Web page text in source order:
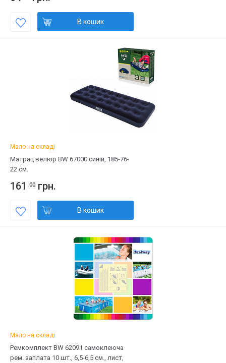
В кошик
Мало на складі
Матрац велюр BW 67000 синій, 185-76-
22 см.
161 00 грн.
В кошик
Мало на складі
Ремкомплект BW 62091 самоклеюча
рем. заплата 10 шт., 6,5-6,5 см., лист,